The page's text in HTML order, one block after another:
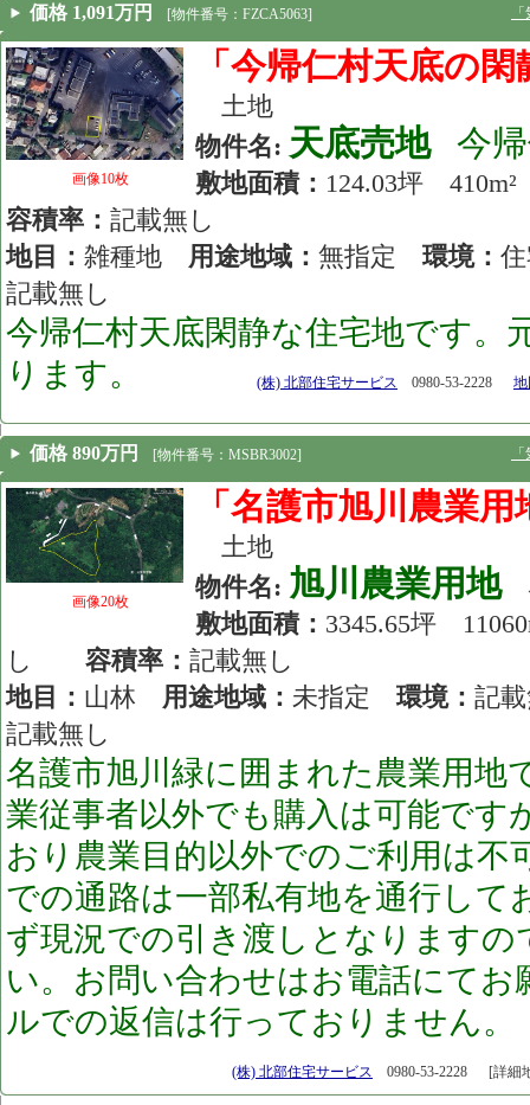
価格 1,091万円 [物件番号：FZCA5063]
画像10枚
「今帰仁村天底の
土地
物件名: 天底売地 今
敷地面積： 124.03坪
容積率： 記載無し
地目： 雑種地 用途地域： 無指定 環境：
記載無し
今帰仁村天底閑静な住宅地です。
ります。
(株) 北部住宅サービス 0980-53-2228 地
価格 890万円 [物件番号：MSBR3002]
画像20枚
「名護市旭川農業用
土地
物件名: 旭川農業用地
敷地面積： 3345.65坪
し 容積率： 記載無し
地目： 山林 用途地域： 未指定 環境： 記
記載無し
名護市旭川緑に囲まれた農業用地
業従事者以外でも購入は可能です
おり農業目的以外でのご利用は不
での通路は一部私有地を通行して
ず現況での引き渡しとなりますの
い。お問い合わせはお電話にて
ルでの返信は行っておりません。
(株) 北部住宅サービス 0980-53-2228 [詳細